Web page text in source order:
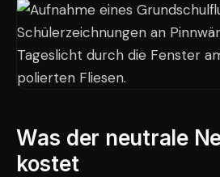
Was der neutrale
kostet